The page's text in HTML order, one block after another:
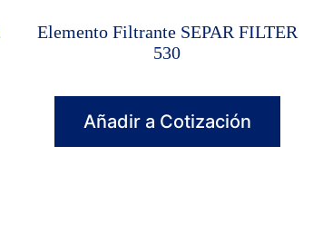
Elemento Filtrante SEPAR FILTER
530
Añadir a Cotización